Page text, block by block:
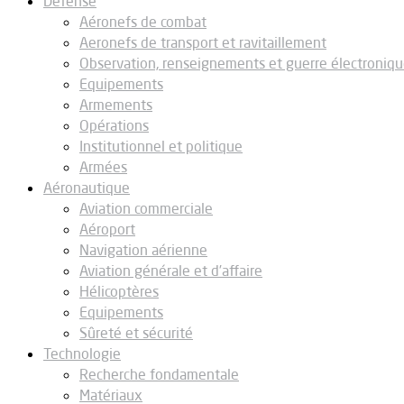
Aéronefs de combat
Aeronefs de transport et ravitaillement
Observation, renseignements et guerre
Equipements
Armements
Opérations
Institutionnel et politique
Armées
Aéronautique
Aviation commerciale
Aéroport
Navigation aérienne
Aviation générale et d’affaire
Hélicoptères
Equipements
Sûreté et sécurité
Technologie
Recherche fondamentale
Matériaux